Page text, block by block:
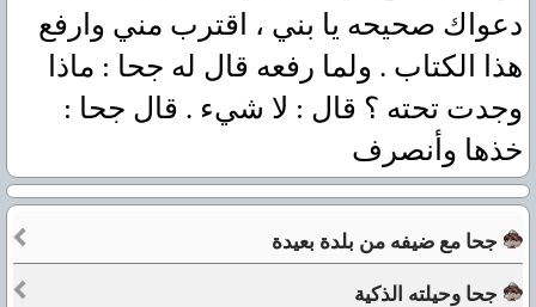
دعواك صحيحه يا بني ، اقترب مني وارفع
هذا الكتاب . ولما رفعه قال له جحا : ماذا
وجدت تحته ؟ قال : لا شيء . قال جحا :
خذها وأنصرف
جحا مع ضيفه من بلدة بعيدة
جحا وحيلته الذكية